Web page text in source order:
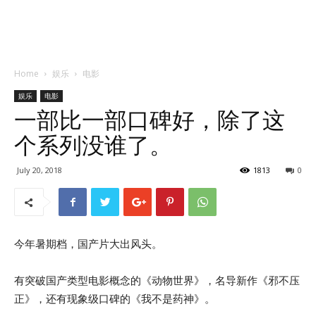
Home 娱乐 电影
娱乐 电影
一部比一部口碑好，除了这
个系列没谁了。
July 20, 2018 0
1813
今年暑期档，国产片大出风头。
有突破国产类型电影概念的《动物世界》，名导新作《邪不压
正》，还有现象级口碑的《我不是药神》。